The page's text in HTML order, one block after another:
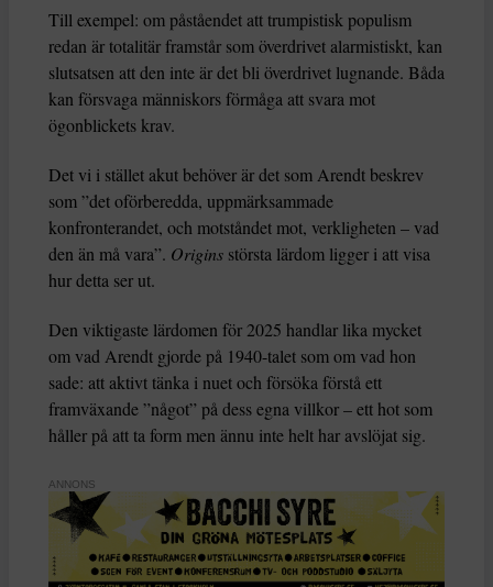
Till exempel: om påståendet att trumpistisk populism
redan är totalitär framstår som överdrivet alarmistiskt, kan
slutsatsen att den inte är det bli överdrivet lugnande. Båda
kan försvaga människors förmåga att svara mot
ögonblickets krav.
Det vi i stället akut behöver är det som Arendt beskrev
som ”det oförberedda, uppmärksammade
konfronterandet, och motståndet mot, verkligheten – vad
den än må vara”. Origins största lärdom ligger i att visa
hur detta ser ut.
Den viktigaste lärdomen för 2025 handlar lika mycket
om vad Arendt gjorde på 1940-talet som om vad hon
sade: att aktivt tänka i nuet och försöka förstå ett
framväxande ”något” på dess egna villkor – ett hot som
håller på att ta form men ännu inte helt har avslöjat sig.
ANNONS